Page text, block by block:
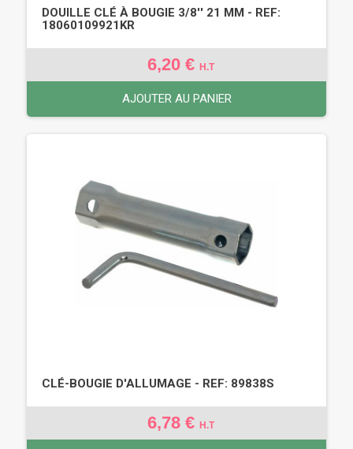
DOUILLE CLÉ À BOUGIE 3/8'' 21 MM - REF:
18060109921KR
6,20 € H.T
AJOUTER AU PANIER
CLÉ-BOUGIE D'ALLUMAGE - REF: 89838S
6,78 € H.T